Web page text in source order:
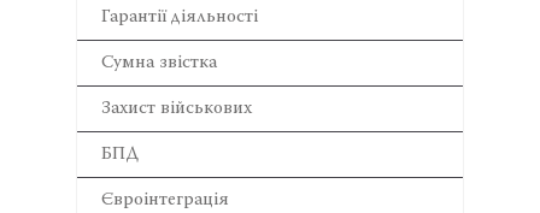
Гарантії діяльності
Сумна звістка
Захист військових
БПД
Євроінтеграція